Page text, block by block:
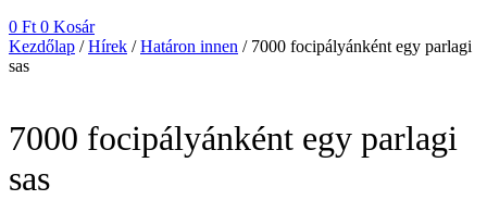
0 Ft 0 Kosár
Kezdőlap /Hírek /Határon innen / 7000 focipályánként egy parlagi
sas
7000 focipályánként egy parlagi
sas